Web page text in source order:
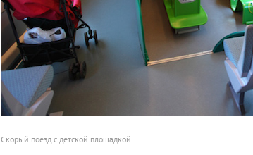
Скорый поезд с детской площадкой